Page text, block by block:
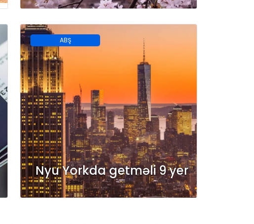
ABŞ
Nyu Yorkda getməli 9 yer